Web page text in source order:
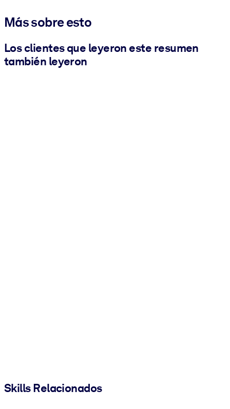
Más sobre esto
Los clientes que leyeron este resumen
también leyeron
Skills Relacionados